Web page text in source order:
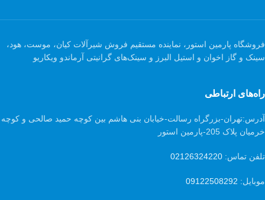
فروشگاه پارمین استور، نماینده مستقیم فروش شیرآلات کیان، موست، هود،
سینک و گاز اخوان و استیل البرز و سینک‌های گرانیتی آرماندو ویکاریو
راه‌های ارتباطی
آدرس:تهران-بزرگراه رسالت-خیابان بنی هاشم بین کوچه حمید صالحی و کوچه
خرمیان پلاک 205-پارمین استور
تلفن تماس: 02126324220
موبایل: 09122508292